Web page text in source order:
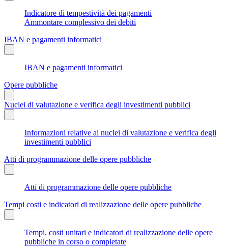
Indicatore di tempestività dei pagamenti
Ammontare complessivo dei debiti
IBAN e pagamenti informatici
IBAN e pagamenti informatici
Opere pubbliche
Nuclei di valutazione e verifica degli investimenti pubblici
Informazioni relative ai nuclei di valutazione e verifica degli
investimenti pubblici
Atti di programmazione delle opere pubbliche
Atti di programmazione delle opere pubbliche
Tempi costi e indicatori di realizzazione delle opere pubbliche
Tempi, costi unitari e indicatori di realizzazione delle opere
pubbliche in corso o completate